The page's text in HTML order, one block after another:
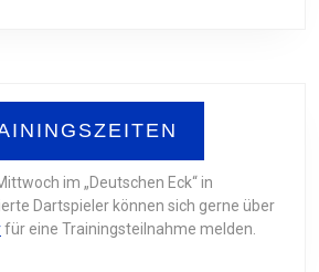
im „Deutschen Eck“ in
Dartspieler können sich gerne über
für eine Trainingsteilnahme melden.